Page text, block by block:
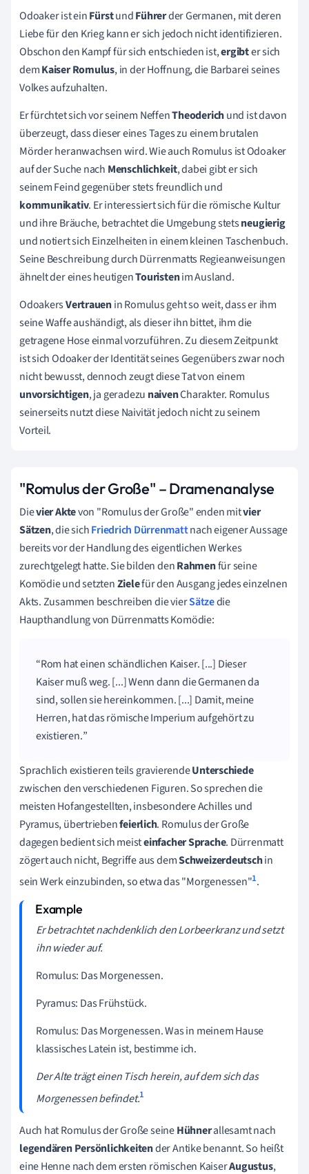
Odoaker ist einFürstundFührerder Germanen, mit deren
Liebe für den Krieg kann er sich jedoch nicht identifizieren.
Obschon den Kampf für sich entschieden ist,ergibter sich
demKaiser Romulus, in der Hoffnung, die Barbarei seines
Volkes aufzuhalten.
Er fürchtet sich vor seinem NeffenTheoderichund ist davon
überzeugt, dass dieser eines Tages zu einem brutalen
Mörder heranwachsen wird. Wie auch Romulus ist Odoaker
auf der Suche nach Menschlichkeit, dabei gibt er sich
seinem Feind gegenüber stets freundlich und
kommunikativ. Er interessiert sich für die römische Kultur
und ihre Bräuche, betrachtet die Umgebung stetsneugierig
und notiert sich Einzelheiten in einem kleinen Taschenbuch.
Seine Beschreibung durch Dürrenmatts Regieanweisungen
ähnelt der eines heutigenTouristenim Ausland.
OdoakersVertrauenin Romulus geht so weit, dass er ihm
seine Waffe aushändigt, als dieser ihn bittet, ihm die
getragene Hose einmal vorzuführen. Zu diesem Zeitpunkt
ist sich Odoaker der Identität seines Gegenübers zwar noch
nicht bewusst, dennoch zeugt diese Tat von einem
unvorsichtigen, ja geradezu naivenCharakter. Romulus
seinerseits nutzt diese Naivität jedoch nicht zu seinem
Vorteil.
"Romulus der Große" – Dramenanalyse
Dievier Aktevon "Romulus der Große" enden mitvier
Sätzen, die sichFriedrich Dürrenmattnach eigener Aussage
bereits vor der Handlung des eigentlichen Werkes
zurechtgelegt hatte. Sie bilden denRahmenfür seine
Komödie und setztenZielefür den Ausgang jedes einzelnen
Akts. Zusammen beschreiben die vierSätzedie
Haupthandlung von Dürrenmatts Komödie:
Rom hat einen schändlichen Kaiser. [...] Dieser
Kaiser muß weg. [...] Wenn dann die Germanen da
sind, sollen sie hereinkommen. [...] Damit, meine
Herren, hat das römische Imperium aufgehört zu
existieren.
Sprachlich existieren teils gravierendeUnterschiede
zwischen den verschiedenen Figuren. So sprechen die
meisten Hofangestellten, insbesondere Achilles und
Pyramus, übertriebenfeierlich. Romulus der Große
dagegen bedient sich meisteinfacher Sprache. Dürrenmatt
zögert auch nicht, Begriffe aus demSchweizerdeutschin
sein Werk einzubinden, so etwa das "Morgenessen"1.
Er betrachtet nachdenklich den Lorbeerkranz und setzt
ihn wieder auf.
Romulus: Das Morgenessen.
Pyramus: Das Frühstück.
Romulus: Das Morgenessen. Was in meinem Hause
klassisches Latein ist, bestimme ich.
Der Alte trägt einen Tisch herein, auf dem sich das
Morgenessen befindet.1
Auch hat Romulus der Große seineHühnerallesamt nach
legendären Persönlichkeitender Antike benannt. So heißt
eine Henne nach dem ersten römischen KaiserAugustus,